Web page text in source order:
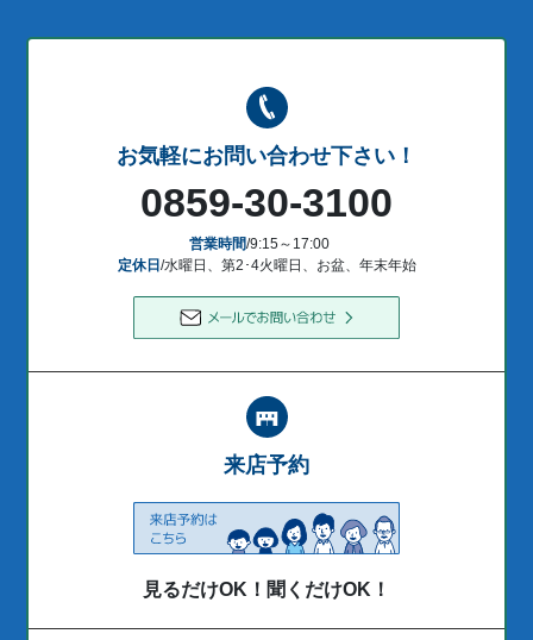
お気軽にお問い合わせ下さい！
0859-30-3100
営業時間/9:15～17:00
定休日 /水曜日、第2･4火曜日、お盆、年末年始
来店予約
見るだけOK！聞くだけOK！